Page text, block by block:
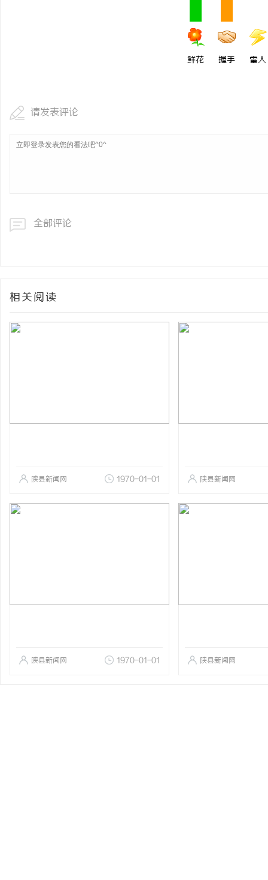
鲜花 握手 雷人
请发表评论
全部评论
相关阅读
陕县新闻网 1970-01-01 陕县新闻网
陕县新闻网 1970-01-01 陕县新闻网